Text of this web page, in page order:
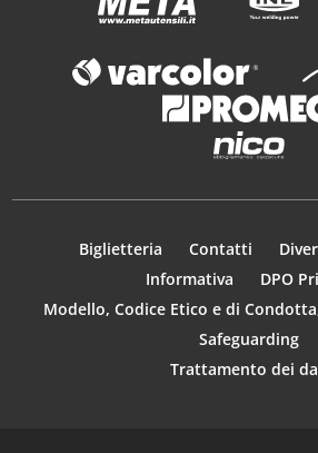
Biglietteria Contatti
Informativa
DPO
Modello, Codice Etico e di
Safeguarding
Trattamento dei